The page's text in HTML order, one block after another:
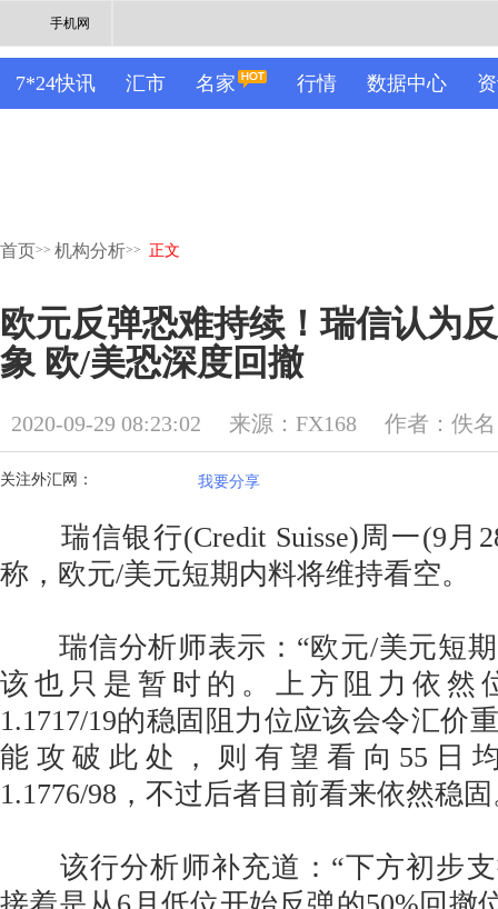
手机网
7*24快讯 汇市 名家 行情 数据中心
首页>> 机构分析>> 正文
欧元反弹恐难持续！瑞信认为
象 欧/美恐深度回撤
2020-09-29 08:23:02 来源：FX168 作者：佚名
关注外汇网： 我要分享
瑞信银行(Credit Suisse)周一(9月
称，欧元/美元短期内料将维持看空。
瑞信分析师表示：“欧元/美元短期
该也只是暂时的。上方阻力依然
1.1717/19的稳固阻力位应该会令汇价
能攻破此处，则有望看向55日
1.1776/98，不过后者目前看来依然稳固
该行分析师补充道：“下方初步支